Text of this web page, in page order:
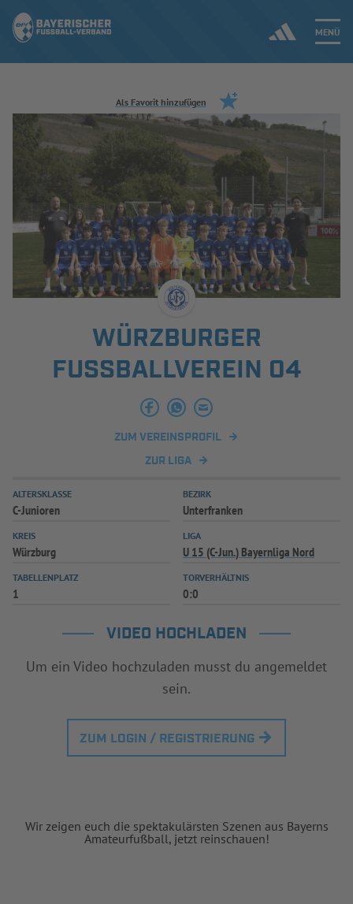
MENÜ
Jetzt einloggen
ERGEBNISSE & WETTBEWERBE
NEUIGKEITEN
SPIELBETRIEB & VERBANDSLEBEN
AUSBILDUNG & FÖRDERUNG
INFOTHEK SPIELPLUS
Als Favorit hinzufügen
WÜRZBURGER
FUSSBALLVEREIN 04
ZUM VEREINSPROFIL
ZUR LIGA
ALTERSKLASSE
C-Junioren
BEZIRK
Unterfranken
KREIS
Würzburg
LIGA
U 15 (C-Jun.) Bayernliga Nord
TABELLENPLATZ
1
TORVERHÄLTNIS
0:0
VIDEO HOCHLADEN
Um ein Video hochzuladen musst du angemeldet
sein.
ZUM LOGIN / REGISTRIERUNG
Wir zeigen euch die spektakulärsten Szenen aus Bayerns
Amateurfußball, jetzt reinschauen!